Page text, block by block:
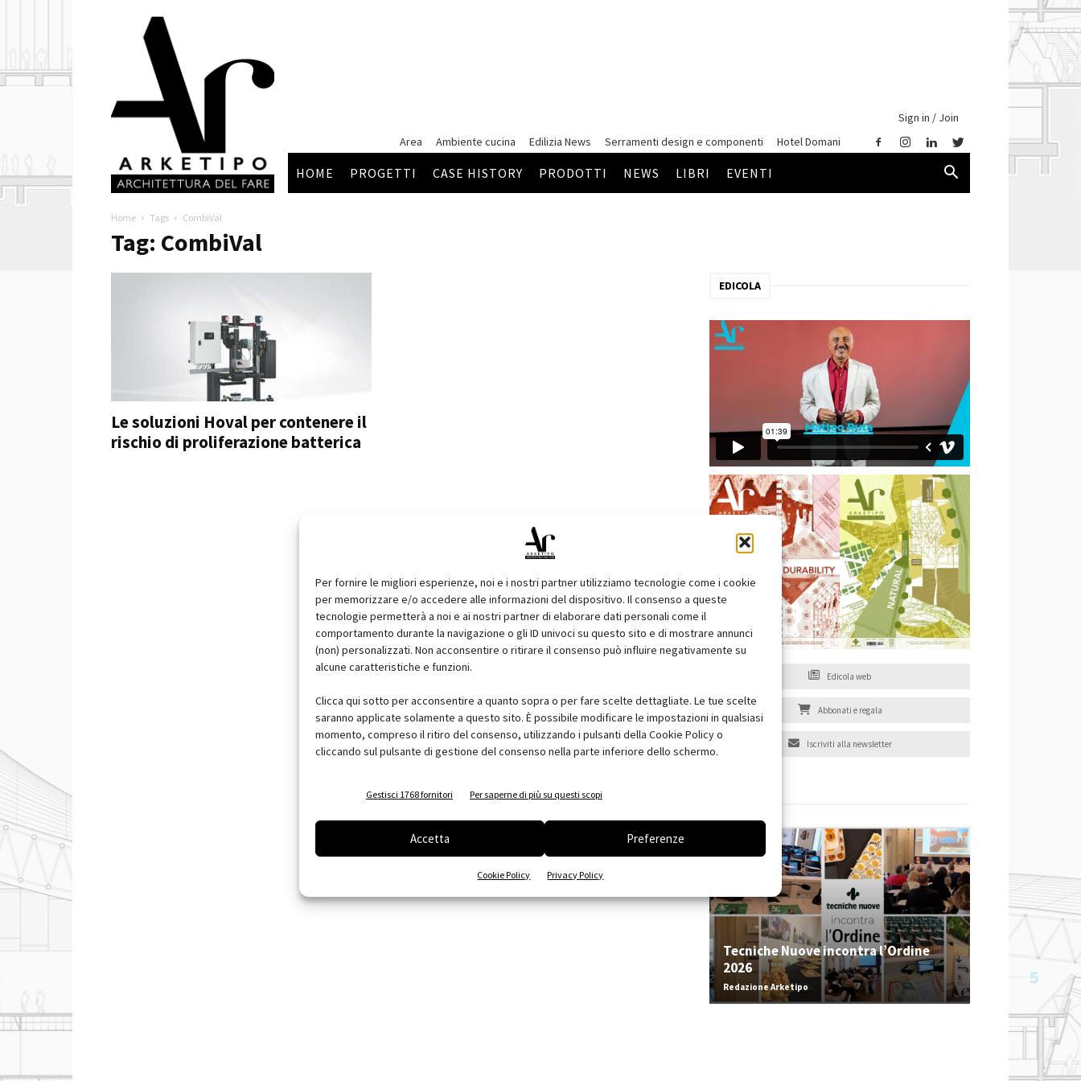
Per fornire le migliori esperienze, noi e i nostri partner utilizziamo tecnologie come i cookie
per memorizzare e/o accedere alle informazioni del dispositivo. Il consenso a queste
tecnologie permetterà a noi e ai nostri partner di elaborare dati personali come il
comportamento durante la navigazione o gli ID univoci su questo sito e di mostrare annunci
(non) personalizzati. Non acconsentire o ritirare il consenso può influire negativamente su
alcune caratteristiche e funzioni.
Clicca qui sotto per acconsentire a quanto sopra o per fare scelte dettagliate. Le tue scelte
saranno applicate solamente a questo sito. È possibile modificare le impostazioni in qualsiasi
momento, compreso il ritiro del consenso, utilizzando i pulsanti della Cookie Policy o
cliccando sul pulsante di gestione del consenso nella parte inferiore dello schermo.
Gestisci 1768 fornitori Per saperne di più su questi scopi
Accetta Preferenze
Cookie Policy Privacy Policy
Arketipo
Sign in / Join
Area
Ambiente cucina Edilizia News Serramenti design e componenti Hotel Domani
HOME PROGETTI CASE HISTORY PRODOTTI NEWS LIBRI EVENTI
Home Tags CombiVal
Tag: CombiVal
Le soluzioni Hoval per contenere il
rischio di proliferazione batterica
EDICOLA
Edicola web
Abbonati e regala
Iscriviti alla newsletter
Tecniche Nuove incontra l’Ordine
2026
Redazione Arketipo